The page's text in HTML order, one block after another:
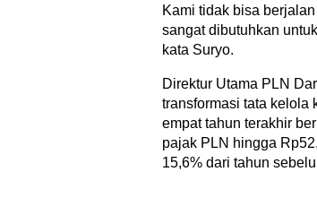
Kami tidak bisa
sangat dibutuhkan
kata Suryo.
Direktur Utama PLN
transformasi tata kelola
empat tahun terakhir
pajak PLN hingga
15,6% dari tahun